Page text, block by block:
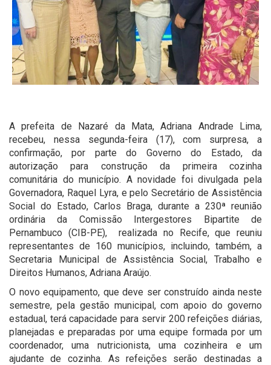
A prefeita de Nazaré da Mata, Adriana Andrade Lima,
recebeu, nessa segunda-feira (17), com surpresa, a
confirmação, por parte do Governo do Estado, da
autorização para construção da primeira cozinha
comunitária do município. A novidade foi divulgada pela
Governadora, Raquel Lyra, e pelo Secretário de Assistência
Social do Estado, Carlos Braga, durante a 230ª reunião
ordinária da Comissão Intergestores Bipartite de
Pernambuco (CIB-PE), realizada no Recife, que reuniu
representantes de 160 municípios, incluindo, também, a
Secretaria Municipal de Assistência Social, Trabalho e
Direitos Humanos, Adriana Araújo.
O novo equipamento, que deve ser construído ainda neste
semestre, pela gestão municipal, com apoio do governo
estadual, terá capacidade para servir 200 refeições diárias,
planejadas e preparadas por uma equipe formada por um
coordenador, uma nutricionista, uma cozinheira e um
ajudante de cozinha. As refeições serão destinadas a